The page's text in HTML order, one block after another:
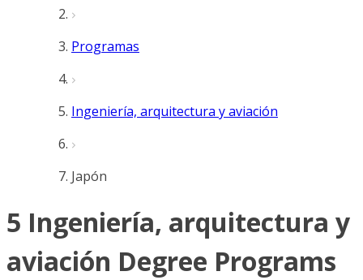
Programas
Ingeniería, arquitectura y aviación
Japón
5 Ingeniería, arquitectura y
aviación Degree Programs